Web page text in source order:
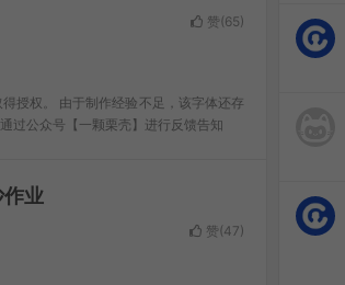
赞(65)
授权。 由于制作经验不足，该字体还存
过公众号【一颗栗壳】进行反馈告知
业
赞(47)